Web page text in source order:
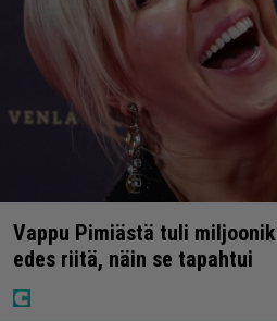
Vappu Pimiästä tuli
edes riitä, näin se tapahtui